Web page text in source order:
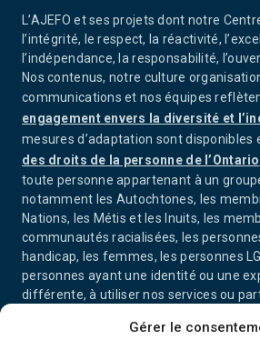
Gérer le
L’AJEFO et ses projets dont notre
l’intégrité, le respect, la réactivité,
l’indépendance, la responsabilité,
Nos contenus, notre culture
communications et nos équipes
engagement envers la diversité et
mesures d’adaptation sont disponibles
des droits de la personne de l’Ontario
toute personne appartenant à un
notamment les Autochtones, les
Nations, les Métis et les Inuits, les
communautés racialisées, les
handicap, les femmes, les personnes
personnes ayant une identité ou une
différente, à utiliser nos services ou